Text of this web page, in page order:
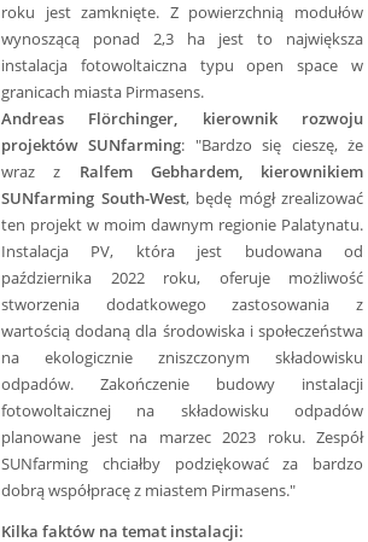
roku jest zamknięte. Z powierzchnią modułów
wynoszącą ponad 2,3 ha jest to największa
instalacja fotowoltaiczna typu open space w
granicach miasta Pirmasens.
Andreas Flörchinger, kierownik rozwoju
projektów SUNfarming: "Bardzo się cieszę, że
wraz z Ralfem Gebhardem, kierownikiem
SUNfarming South-West, będę mógł zrealizować
ten projekt w moim dawnym regionie Palatynatu.
Instalacja PV, która jest budowana od
października 2022 roku, oferuje możliwość
stworzenia dodatkowego zastosowania z
wartością dodaną dla środowiska i społeczeństwa
na ekologicznie zniszczonym składowisku
odpadów. Zakończenie budowy instalacji
fotowoltaicznej na składowisku odpadów
planowane jest na marzec 2023 roku. Zespół
SUNfarming chciałby podziękować za bardzo
dobrą współpracę z miastem Pirmasens."
Kilka faktów na temat instalacji: